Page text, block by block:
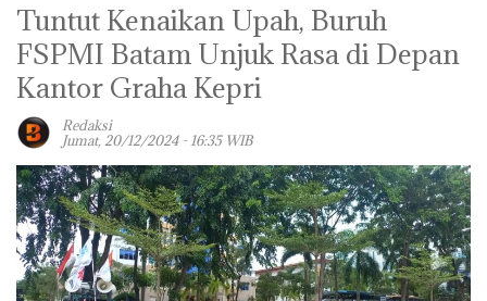
Tuntut Kenaikan Upah, Buruh
FSPMI Batam Unjuk Rasa di Depan
Kantor Graha Kepri
Redaksi
Jumat, 20/12/2024 - 16:35 WIB